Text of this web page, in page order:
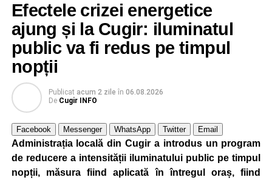
Efectele crizei energetice
ajung și la Cugir: iluminatul
public va fi redus pe timpul
nopții
Publicat acum 2 zile în 06.08.2026
De Cugir INFO
Facebook Messenger WhatsApp Twitter Email
Administrația locală din Cugir a introdus un program
de reducere a intensității iluminatului public pe timpul
nopții, măsura fiind aplicată în întregul oraș, fiind